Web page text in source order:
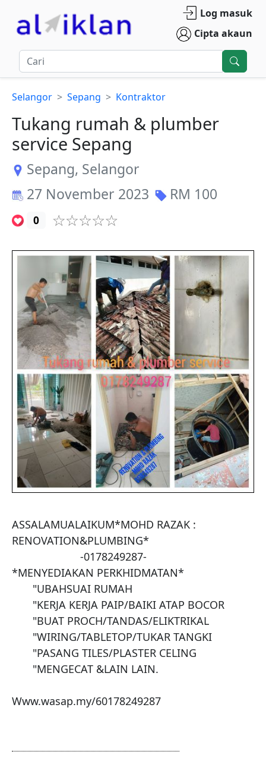
Log masuk
Cipta akaun
Selangor Sepang Kontraktor
Tukang rumah & plumber
service Sepang
Sepang, Selangor
27 November 2023
RM 100
0
ASSALAMUALAIKUM*MOHD RAZAK :
RENOVATION&PLUMBING*
*MENYEDIAKAN PERKHIDMATAN*
Www.wasap.my/60178249287